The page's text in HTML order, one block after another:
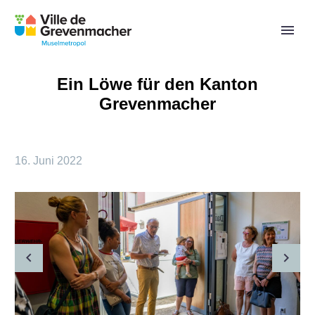
Ein Löwe für den Kanton
Grevenmacher
16. Juni 2022